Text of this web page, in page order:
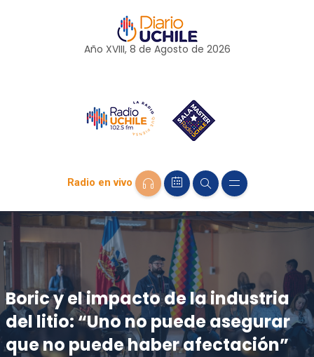
Año XVIII, 8 de Agosto de 2026
Radio en vivo
Boric y el impacto de la industria
del litio: “Uno no puede asegurar
que no puede haber afectación”